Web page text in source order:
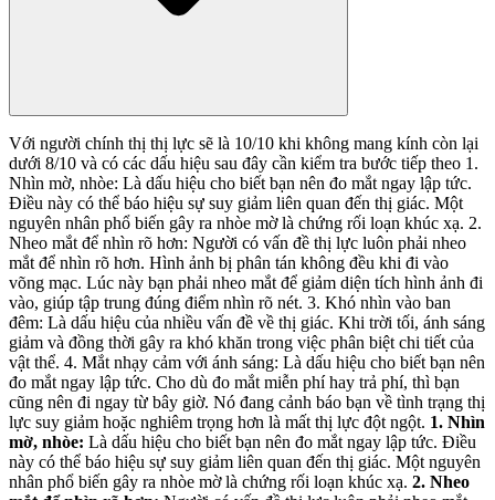
Với người chính thị thị lực sẽ là 10/10 khi không mang kính còn lại
dưới 8/10 và có các dấu hiệu sau đây cần kiểm tra bước tiếp theo 1.
Nhìn mờ, nhòe: Là dấu hiệu cho biết bạn nên đo mắt ngay lập tức.
Điều này có thể báo hiệu sự suy giảm liên quan đến thị giác. Một
nguyên nhân phổ biến gây ra nhòe mờ là chứng rối loạn khúc xạ. 2.
Nheo mắt để nhìn rõ hơn: Người có vấn đề thị lực luôn phải nheo
mắt để nhìn rõ hơn. Hình ảnh bị phân tán không đều khi đi vào
võng mạc. Lúc này bạn phải nheo mắt để giảm diện tích hình ảnh đi
vào, giúp tập trung đúng điểm nhìn rõ nét. 3. Khó nhìn vào ban
đêm: Là dấu hiệu của nhiều vấn đề về thị giác. Khi trời tối, ánh sáng
giảm và đồng thời gây ra khó khăn trong việc phân biệt chi tiết của
vật thể. 4. Mắt nhạy cảm với ánh sáng: Là dấu hiệu cho biết bạn nên
đo mắt ngay lập tức. Cho dù đo mắt miễn phí hay trả phí, thì bạn
cũng nên đi ngay từ bây giờ. Nó đang cảnh báo bạn về tình trạng thị
lực suy giảm hoặc nghiêm trọng hơn là mất thị lực đột ngột. 1. Nhìn
mờ, nhòe: Là dấu hiệu cho biết bạn nên đo mắt ngay lập tức. Điều
này có thể báo hiệu sự suy giảm liên quan đến thị giác. Một nguyên
nhân phổ biến gây ra nhòe mờ là chứng rối loạn khúc xạ. 2. Nheo